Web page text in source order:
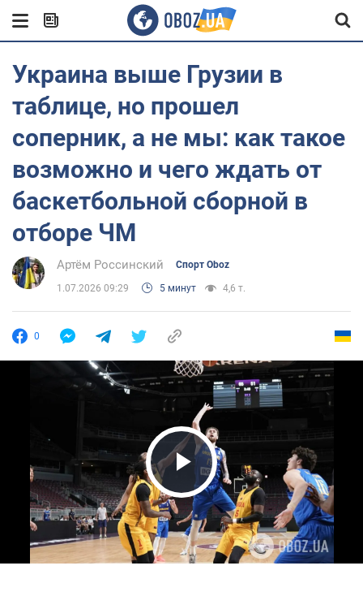
Украина выше Грузии в
таблице, но прошел
соперник, а не мы: как такое
возможно и чего ждать от
баскетбольной сборной в
отборе ЧМ
Артём Россинский Спорт Oboz
1.07.2026 09:29 5 минут 4,6 т.
0
Play Video